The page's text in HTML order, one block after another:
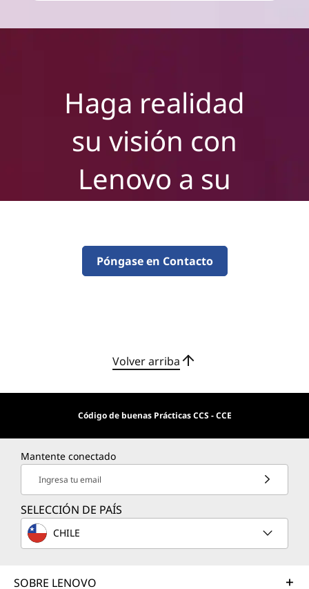
Haga realidad
su visión con
Lenovo a su
Póngase en Contacto
Volver arriba
Código de buenas Prácticas CCS - CCE
Mantente conectado
Ingresa tu email
SELECCIÓN DE PAÍS
CHILE
SOBRE LENOVO